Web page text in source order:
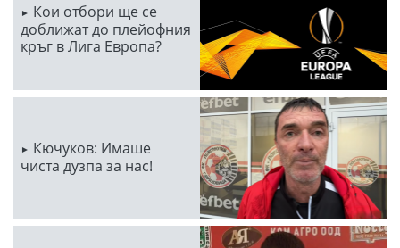
Кои отбори ще се
доближат до плейофния
кръг в Лига Европа?
Кючуков: Имаше
чиста дузпа за нас!